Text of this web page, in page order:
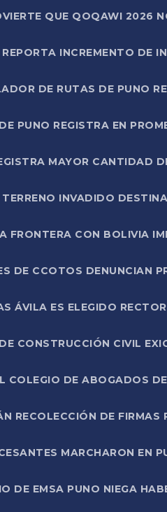
QUE QOQAWI 2026
INCREMENTO DE
DE RUTAS DE PUNO
PUNO REGISTRA EN
MAYOR CANTIDAD
TERRENO INVADIDO
FRONTERA CON BOLIVIA
DE CCOTOS DENUNCIAN
ÁVILA ES ELEGIDO
CONSTRUCCIÓN CIVIL
COLEGIO DE ABOGADOS
RECOLECCIÓN DE
MARCHARON EN
DE EMSA PUNO NIEGA